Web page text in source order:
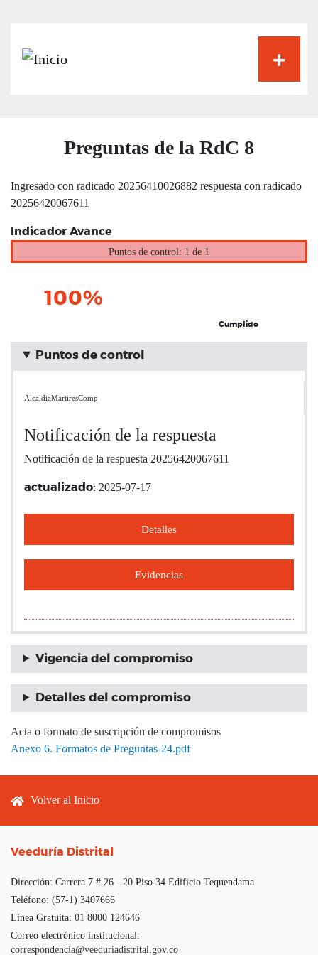
Preguntas de la RdC 8
Ingresado con radicado 20256410026882 respuesta con radicado
20256420067611
Indicador Avance
Puntos de control: 1 de 1
100%
Cumplido
Puntos de control
AlcaldiaMartiresComp
Notificación de la respuesta
Notificación de la respuesta 20256420067611
actualizado: 2025-07-17
Detalles
Evidencias
Vigencia del compromiso
Detalles del compromiso
Acta o formato de suscripción de compromisos
Anexo 6. Formatos de Preguntas-24.pdf
Footer menu
Volver al Inicio
Veeduría Distrital
Dirección: Carrera 7 # 26 - 20 Piso 34 Edificio Tequendama
Teléfono: (57-1) 3407666
Línea Gratuita: 01 8000 124646
Correo electrónico institucional:
correspondencia@veeduriadistrital.gov.co